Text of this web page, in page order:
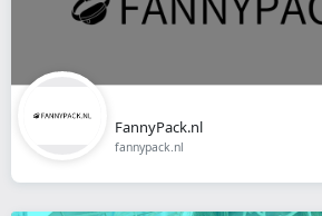
FannyPack.nl
fannypack.nl